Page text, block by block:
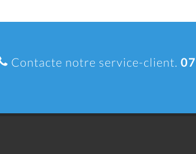
Contacte notre service-client.